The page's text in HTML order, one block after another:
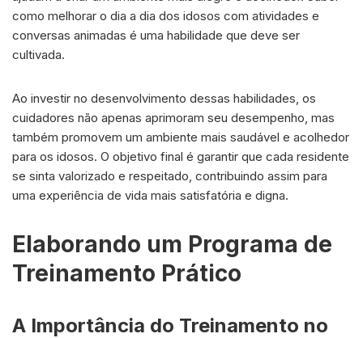
como melhorar o dia a dia dos idosos com atividades e
conversas animadas é uma habilidade que deve ser
cultivada.
Ao investir no desenvolvimento dessas habilidades, os
cuidadores não apenas aprimoram seu desempenho, mas
também promovem um ambiente mais saudável e acolhedor
para os idosos. O objetivo final é garantir que cada residente
se sinta valorizado e respeitado, contribuindo assim para
uma experiência de vida mais satisfatória e digna.
Elaborando um Programa de
Treinamento Prático
A Importância do Treinamento no